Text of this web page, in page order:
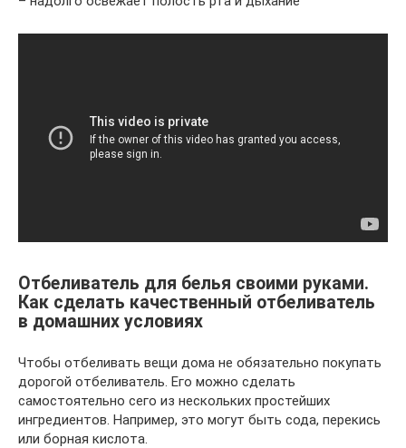
Отбеливатель для белья своими руками.
Как сделать качественный отбеливатель
в домашних условиях
Чтобы отбеливать вещи дома не обязательно покупать
дорогой отбеливатель. Его можно сделать
самостоятельно сего из нескольких простейших
ингредиентов. Например, это могут быть сода, перекись
или борная кислота.